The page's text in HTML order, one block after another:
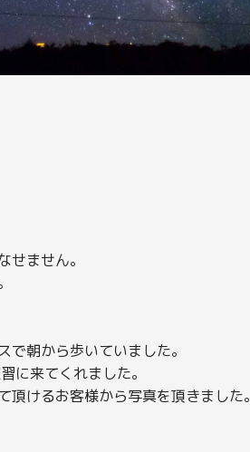
ません。
朝から歩いていました。
に来てくれました。
けるお客様から写真を頂きました。